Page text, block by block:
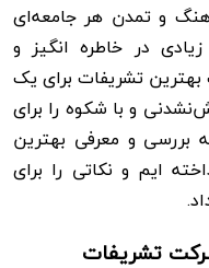
و تمدن هر جامعه‌ای
در خاطره انگیز و
بهترین تشریفات برای یک
و با شکوه را برای
بررسی و معرفی بهترین
ایم و نکاتی را برای
تشریفات